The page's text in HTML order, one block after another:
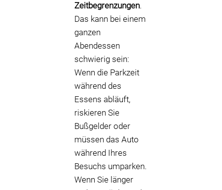
Zeitbegrenzungen.
Das kann bei einem
ganzen
Abendessen
schwierig sein:
Wenn die Parkzeit
während des
Essens abläuft,
riskieren Sie
Bußgelder oder
müssen das Auto
während Ihres
Besuchs umparken.
Wenn Sie länger